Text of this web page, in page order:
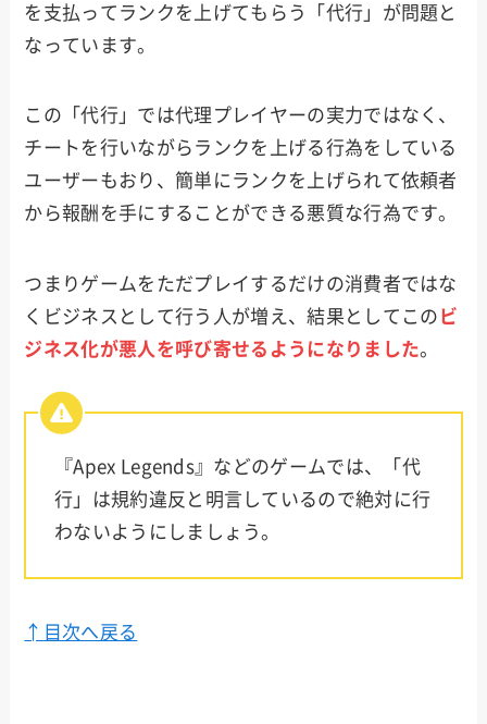
を支払ってランクを上げてもらう「代行」が問題と
なっています。
この「代行」では代理プレイヤーの実力ではなく、
チートを行いながらランクを上げる行為をしている
ユーザーもおり、簡単にランクを上げられて依頼者
から報酬を手にすることができる悪質な行為です。
つまりゲームをただプレイするだけの消費者ではな
くビジネスとして行う人が増え、結果としてこの ビ
ジネス化が悪人を呼び寄せるようになりました。
『Apex Legends』などのゲームでは、「代
行」は規約違反と明言しているので絶対に行
わないようにしましょう。
↑目次へ戻る